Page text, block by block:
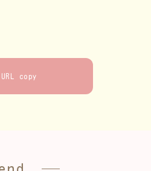
URL copy